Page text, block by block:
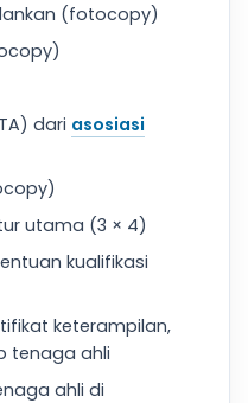
(fotocopy)
dari asosiasi
utama (3 × 4)
kualifikasi
keterampilan,
tenaga ahli
ahli di